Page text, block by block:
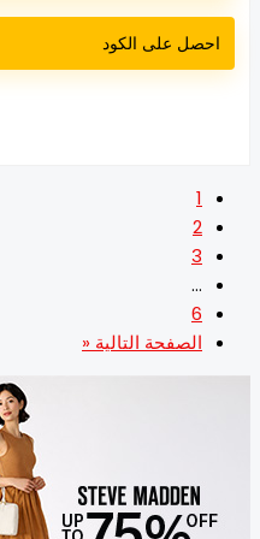
احصل على الكود
الصفحة التالية «